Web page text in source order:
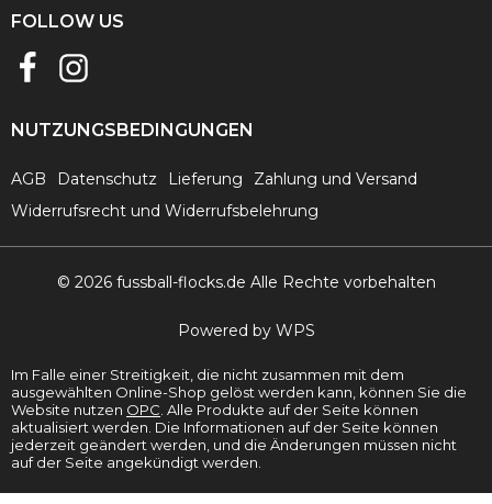
FOLLOW US
NUTZUNGSBEDINGUNGEN
AGB Datenschutz Lieferung
Zahlung und Versand
Widerrufsrecht und Widerrufsbelehrung
© 2026 fussball-flocks.de Alle Rechte vorbehalten
Powered by WPS
Im Falle einer Streitigkeit, die nicht zusammen mit dem
ausgewählten Online-Shop gelöst werden kann, können Sie die
Website nutzen ОРС . Alle Produkte auf der Seite können
aktualisiert werden. Die Informationen auf der Seite können
jederzeit geändert werden, und die Änderungen müssen nicht
auf der Seite angekündigt werden.